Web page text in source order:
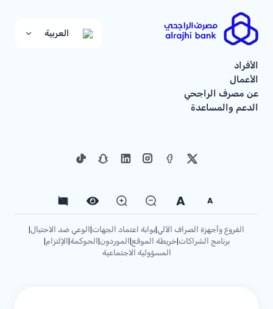
العربية
الأفراد
الأعمال
عن مصرف الراجحي
الدعم والمساعدة
A
A
الفروع وأجهزة الصراف الآلي|بوابة اعتماد الجهات|الوعي ضد الاحتيال|
برنامج الشراكات|خريطة الموقع|الموردون|الحوكمة|الإلتزام|
المسؤولية الاجتماعية